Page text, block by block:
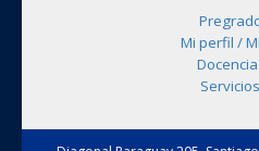
Mi perfil /